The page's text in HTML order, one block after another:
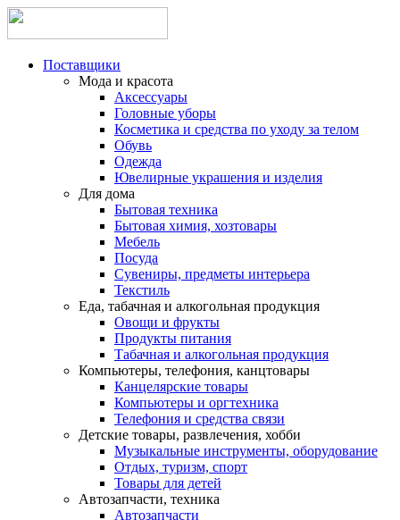
Поставщики
Мода и красота
Аксессуары
Головные уборы
Косметика и средства по уходу за телом
Обувь
Одежда
Ювелирные украшения и изделия
Для дома
Бытовая техника
Бытовая химия, хозтовары
Мебель
Посуда
Сувениры, предметы интерьера
Текстиль
Еда, табачная и алкогольная продукция
Овощи и фрукты
Продукты питания
Табачная и алкогольная продукция
Компьютеры, телефония, канцтовары
Канцелярские товары
Компьютеры и оргтехника
Телефония и средства связи
Детские товары, развлечения, хобби
Музыкальные инструменты, оборудование
Отдых, туризм, спорт
Товары для детей
Автозапчасти, техника
Автозапчасти